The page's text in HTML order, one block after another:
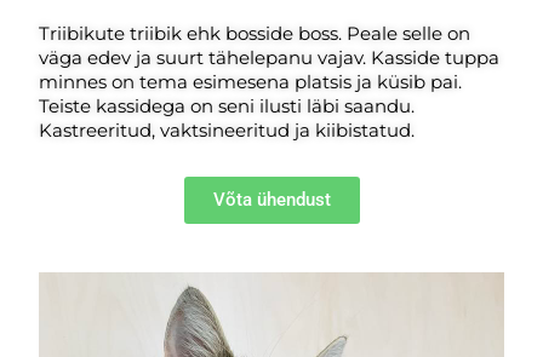
Triibikute triibik ehk bosside boss. Peale selle on
väga edev ja suurt tähelepanu vajav. Kasside tuppa
minnes on tema esimesena platsis ja küsib pai.
Teiste kassidega on seni ilusti läbi saandu.
Kastreeritud, vaktsineeritud ja kiibistatud.
Võta ühendust